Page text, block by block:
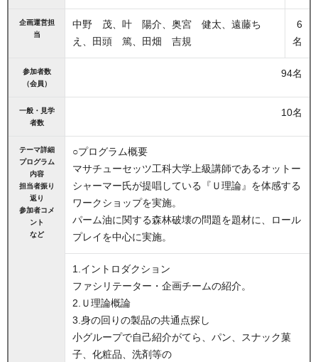
企画運営担
当
中野 茂、叶 陽介、奥宮 健太、遠藤ち
え、田頭 篤、田畑 吉規
6
名
参加者数
（会員）
94名
一般・見学
者数
10名
テーマ詳細
プログラム
内容
担当者振り
返り
参加者コメ
ント
など
○プログラム概要
マサチューセッツ工科大学上級講師であるオットー
シャーマー氏が提唱している『Ｕ理論』を体感する
ワークショップを実施。
パーム油に関する森林破壊の問題を題材に、ロール
プレイを中心に実施。
1.イントロダクション
ファシリテーター・企画チームの紹介。
2.Ｕ理論概論
3.身の回りの製品の共通点探し
小グループで自己紹介がてら、パン、スナック菓
子、化粧品、洗剤等の